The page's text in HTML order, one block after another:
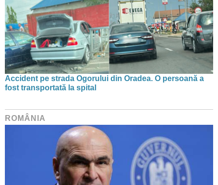
Accident pe strada Ogorului din Oradea. O persoană a
fost transportată la spital
ROMÂNIA